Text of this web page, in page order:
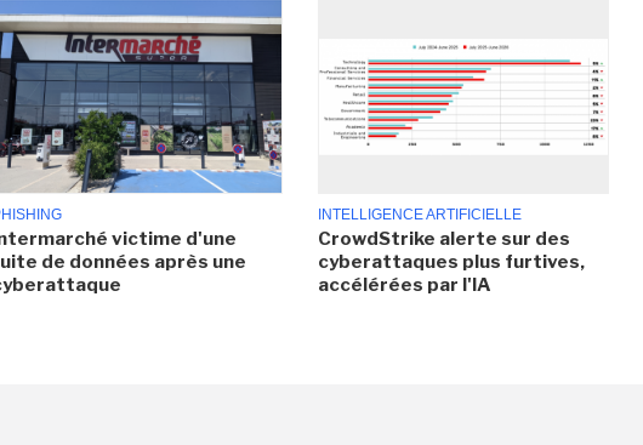
victime d'une
de données après une
INTELLIGENCE ARTIFICIELLE
CrowdStrike alerte sur des
cyberattaques plus furtives,
accélérées par l'IA